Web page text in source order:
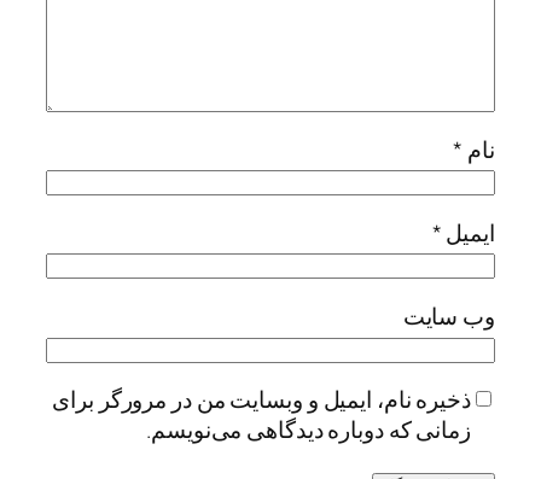
نام *
ایمیل*
وب‌ سایت
ذخیره نام، ایمیل و وبسایت من در مرورگر برای
زمانی که دوباره دیدگاهی می‌نویسم.